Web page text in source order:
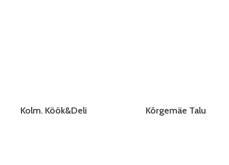
Kolm. Köök&Deli Kõrgemäe Talu